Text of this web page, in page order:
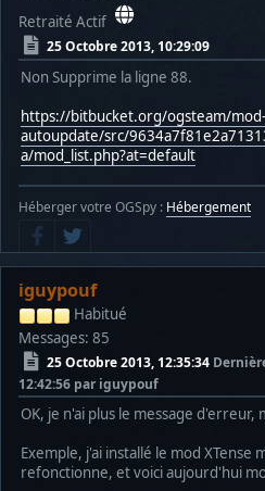
Retraité Actif
25 Octobre 2013, 10:29:09
Non Supprime la ligne 88.
https://bitbucket.org/ogsteam/mod-
autoupdate/src/
a/mod_list.php?at=default
Héberger votre OGSpy : Hébergement
iguypouf
Habitué
Messages: 85
25 Octobre 2013, 12:35:34
12:42:56 par iguypouf
OK, je n'ai plus le message d'erreur,
Exemple, j'ai installé le mod
refonctionne, et voici aujourd'hui